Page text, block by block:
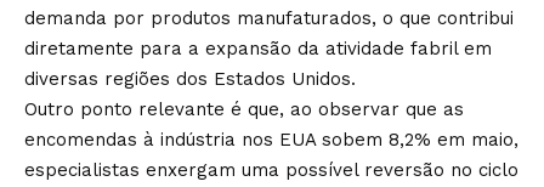
demanda por produtos manufaturados, o que contribui
diretamente para a expansão da atividade fabril em
diversas regiões dos Estados Unidos.
Outro ponto relevante é que, ao observar que as
encomendas à indústria nos EUA sobem 8,2% em maio,
especialistas enxergam uma possível reversão no ciclo